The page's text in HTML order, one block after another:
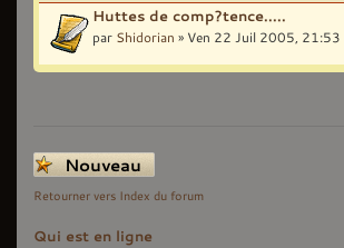
Huttes de comp?tence.....
par Shidorian » Ven 22 Juil 2005, 21:53
Écrire un nouveau
sujet
Retourner vers Index du forum
Qui est en ligne